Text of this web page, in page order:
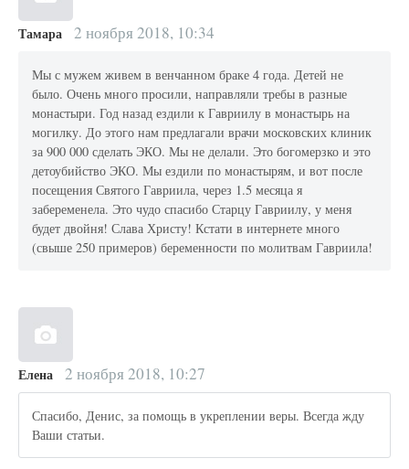
Тамара 2 ноября 2018, 10:34
Мы с мужем живем в венчанном браке 4 года. Детей не
было. Очень много просили, направляли требы в разные
монастыри. Год назад ездили к Гавриилу в монастырь на
могилку. До этого нам предлагали врачи московских клиник
за 900 000 сделать ЭКО. Мы не делали. Это богомерзко и это
детоубийство ЭКО. Мы ездили по монастырям, и вот после
посещения Святого Гавриила, через 1.5 месяца я
забеременела. Это чудо спасибо Старцу Гавриилу, у меня
будет двойня! Слава Христу! Кстати в интернете много
(свыше 250 примеров) беременности по молитвам Гавриила!
Елена 2 ноября 2018, 10:27
Спасибо, Денис, за помощь в укреплении веры. Всегда жду
Ваши статьи.